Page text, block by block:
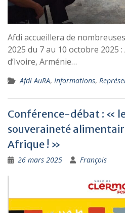
Afdi accueillera de
2025 du 7 au 10 octobre 2025
d’Ivoire, Arménie…
Afdi AuRA, Informations,
Conférence-débat : «
souveraineté
Afrique ! »
26 mars 2025 François